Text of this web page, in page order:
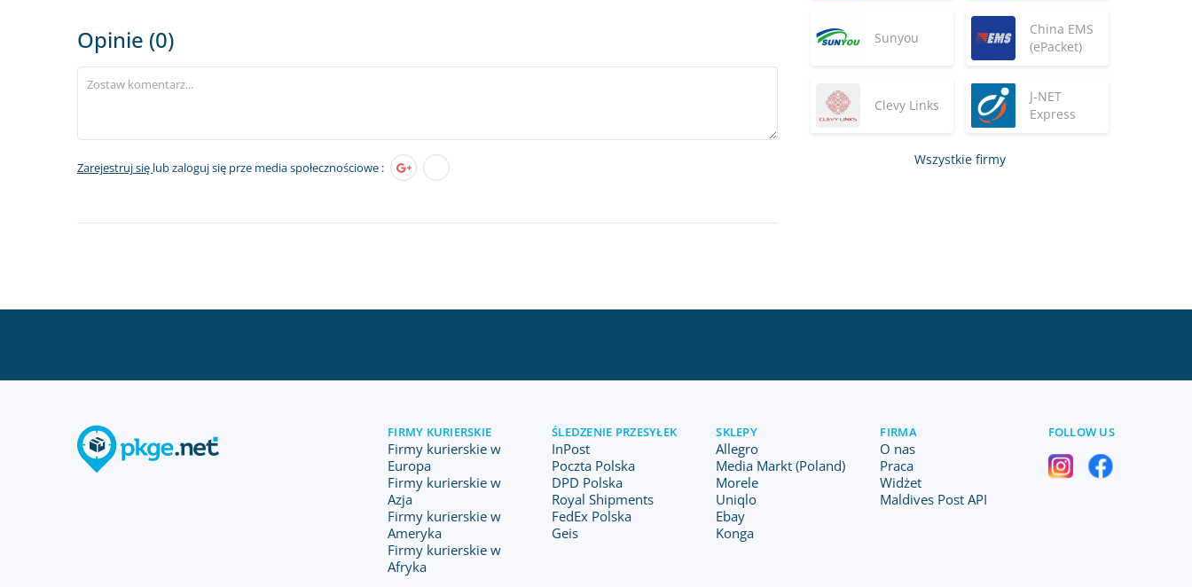
Opinie (0)
Zarejestruj się lub zaloguj się prze media społecznościowe :
Sunyou
China EMS
(ePacket)
Clevy Links
J-NET
Express
Wszystkie firmy
FIRMY KURIERSKIE
Firmy kurierskie w
Europa
Firmy kurierskie w
Azja
Firmy kurierskie w
Ameryka
Firmy kurierskie w
Afryka
ŚLEDZENIE PRZESYŁEK
InPost
Poczta Polska
DPD Polska
Royal Shipments
FedEx Polska
Geis
SKLEPY
Allegro
Media Markt (Poland)
Morele
Uniqlo
Ebay
Konga
FIRMA
O nas
Praca
Widżet
Maldives Post API
FOLLOW US